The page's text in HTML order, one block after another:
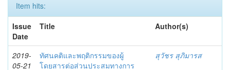
Item hits:
Issue
Date
Title Author(s)
2019-
05-21
ทัศนคติและพฤติกรรมของผู้
โดยสารต่อส่วนประสมทางการ
สุวัชร สุภิมารส